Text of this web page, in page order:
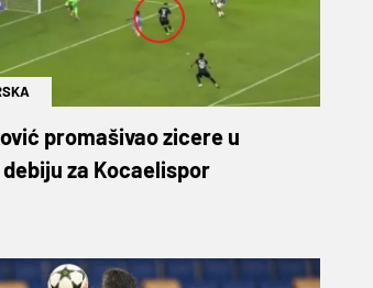
promašivao zicere u
za Kocaelispor